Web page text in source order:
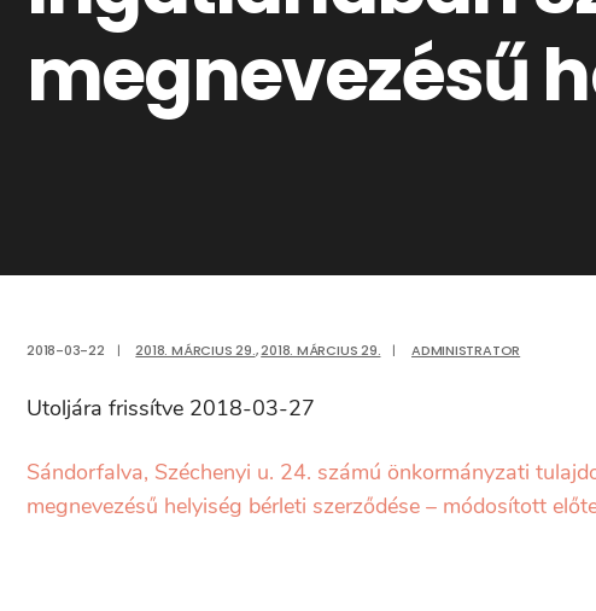
megnevezésű
2018-03-22 | 2018. MÁRCIUS 29.,2018. MÁRCIUS 29. | ADMINISTRATOR
Utoljára frissítve 2018-03-27
Sándorfalva, Széchenyi u. 24. számú önkormányzati
megnevezésű helyiség bérleti szerződése – módosított